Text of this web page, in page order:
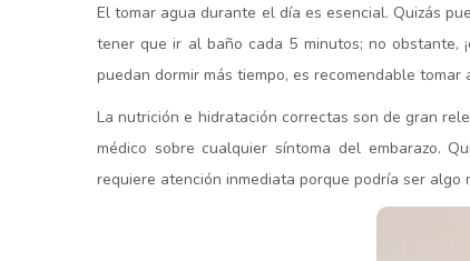
El tomar agua durante el día es esencial. Quizás
tener que ir al baño cada 5 minutos; no obstante,
puedan dormir más tiempo, es recomendable
La nutrición e hidratación correctas son de gran
médico sobre cualquier síntoma del embarazo.
requiere atención inmediata porque podría ser algo